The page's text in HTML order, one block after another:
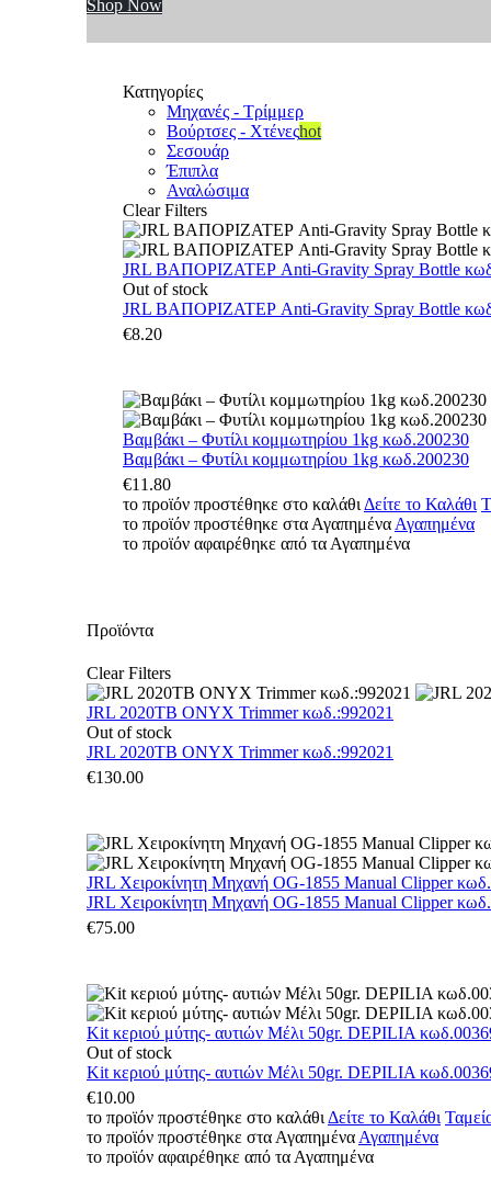
Shop Now
Κατηγορίες
Μηχανές - Τρίμμερ
Βούρτσες - Χτένεςhot
Σεσουάρ
Έπιπλα
Αναλώσιμα
Clear Filters
JRL ΒΑΠΟΡΙΖΑΤΕΡ Anti-Gravity Spray Bottle
Out of stock
JRL ΒΑΠΟΡΙΖΑΤΕΡ Anti-Gravity Spray Bottle
€8.20
Βαμβάκι – Φυτίλι κομμωτηρίου 1kg κωδ.200230
Βαμβάκι – Φυτίλι κομμωτηρίου 1kg κωδ.200230
€11.80
το προϊόν προστέθηκε στο καλάθι Δείτε το Καλάθι
το προϊόν προστέθηκε στα Αγαπημένα Αγαπημένα
το προϊόν αφαιρέθηκε από τα Αγαπημένα
Προϊόντα
Clear Filters
JRL 2020TB ONYX Trimmer κωδ.:992021
Out of stock
JRL 2020TB ONYX Trimmer κωδ.:992021
€130.00
JRL Χειροκίνητη Μηχανή OG-1855 Manual Clipper
JRL Χειροκίνητη Μηχανή OG-1855 Manual Clipper
€75.00
Kit κεριού μύτης- αυτιών Μέλι 50gr. DEPILIA
Out of stock
Kit κεριού μύτης- αυτιών Μέλι 50gr. DEPILIA
€10.00
το προϊόν προστέθηκε στο καλάθι Δείτε το Καλάθι
το προϊόν προστέθηκε στα Αγαπημένα Αγαπημένα
το προϊόν αφαιρέθηκε από τα Αγαπημένα